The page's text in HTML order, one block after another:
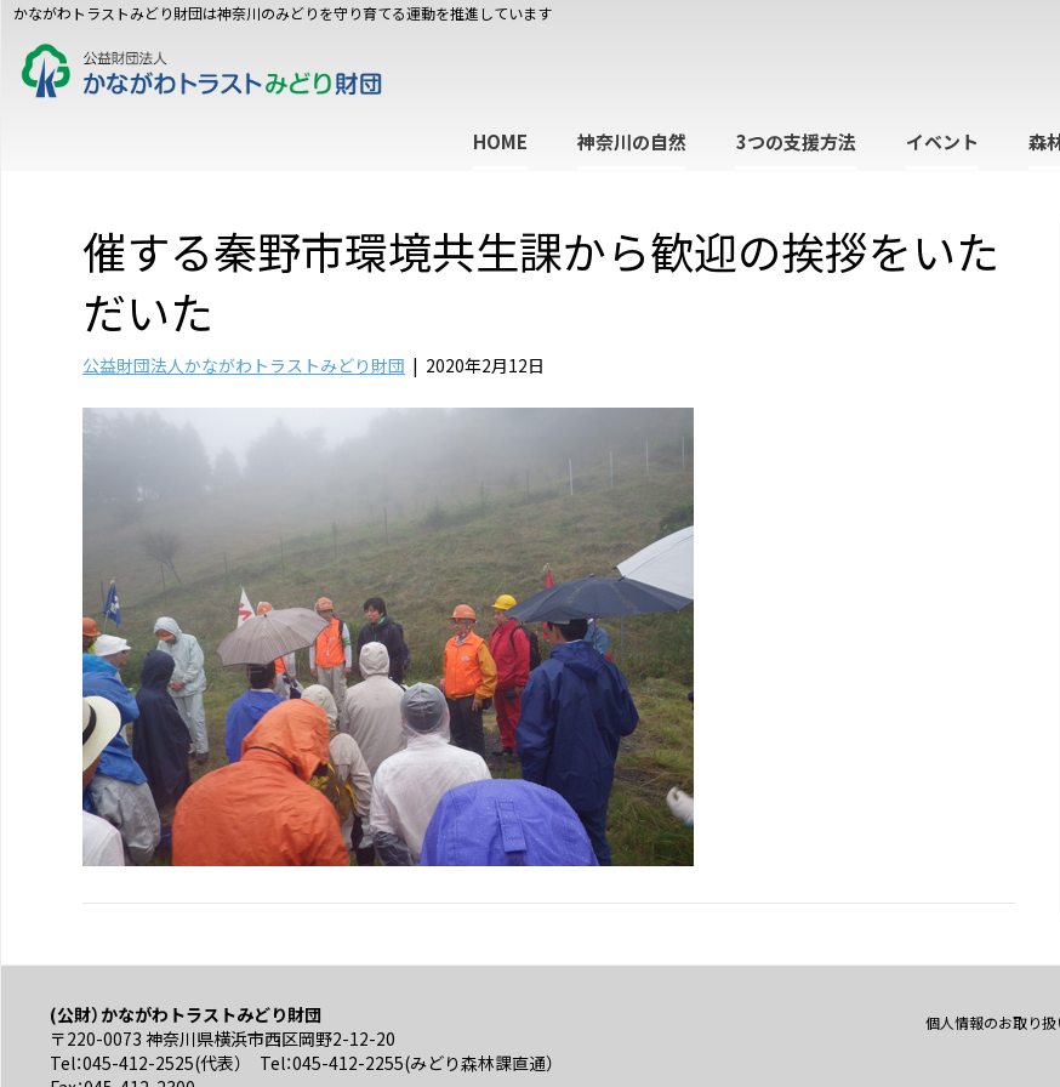
かながわトラストみどり財団は神奈川のみどりを守り育てる運動を推進しています
HOME 神奈川の自然 3つの支援方法 イベント 森
催する秦野市環境共生課から歓迎の挨拶をいた
だいた
公益財団法人かながわトラストみどり財団 | 2020年2月12日
(公財）かながわトラストみどり財団
〒220-0073 神奈川県横浜市西区岡野2-12-20
Tel：045-412-2525(代表） Tel：045-412-2255(みどり森林課直通）
個人情報のお取り